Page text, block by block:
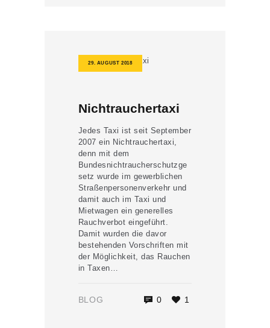
29. AUGUST 2018
Nichtrauchertaxi
Jedes Taxi ist seit September
2007 ein Nichtrauchertaxi,
denn mit dem
Bundesnichtraucherschutzge
setz wurde im gewerblichen
Straßenpersonenverkehr und
damit auch im Taxi und
Mietwagen ein generelles
Rauchverbot eingeführt.
Damit wurden die davor
bestehenden Vorschriften mit
der Möglichkeit, das Rauchen
in Taxen…
BLOG 0 1